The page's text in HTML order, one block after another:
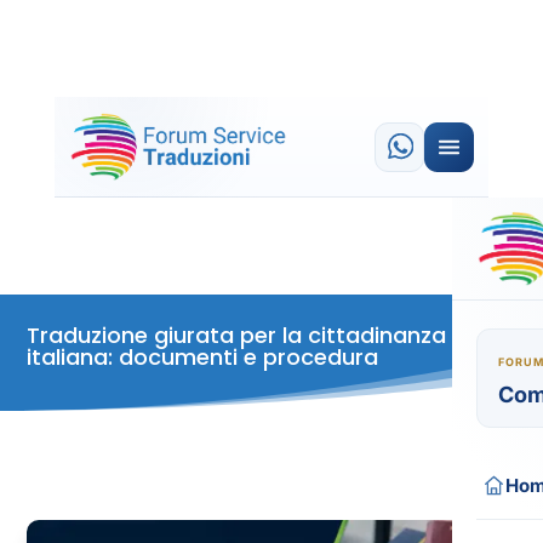
Traduzione giurata per la cittadinanza
italiana: documenti e procedura